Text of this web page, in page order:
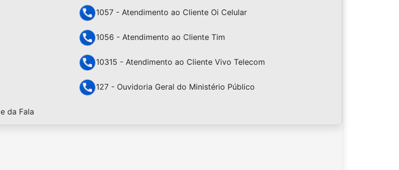
1057 - Atendimento ao Cliente Oi Celular
1056 - Atendimento ao Cliente Tim
10315 - Atendimento ao Cliente Vivo Telecom
127 - Ouvidoria Geral do Ministério Público
da Fala